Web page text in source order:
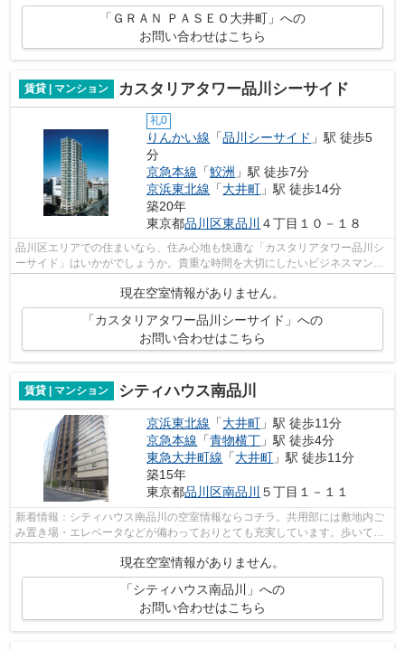
「ＧＲＡＮ ＰＡＳＥＯ大井町」への
お問い合わせはこちら
賃貸 | マンション カスタリアタワー品川シーサイド
礼0
りんかい線 「品川シーサイド 」駅 徒歩5
分
京急本線 「鮫洲 」駅 徒歩7分
京浜東北線 「大井町 」駅 徒歩14分
築20年
東京都品川区東品川 ４丁目１０－１８
品川区エリアでの住まいなら、住み心地も快適な「カスタリアタワー品川シ
ーサイド」はいかがでしょうか。貴重な時間を大切にしたいビジネスマンに
現在空室情報がありません。
「カスタリアタワー品川シーサイド」への
お問い合わせはこちら
賃貸 | マンション シティハウス南品川
京浜東北線 「大井町 」駅 徒歩11分
京急本線 「青物横丁 」駅 徒歩4分
東急大井町線 「大井町 」駅 徒歩11分
築15年
東京都品川区南品川 ５丁目１－１１
新着情報：シティハウス南品川の空室情報ならコチラ。共用部には敷地内ご
み置き場・エレベータなどが備わっておりとても充実しています。歩いて11
現在空室情報がありません。
「シティハウス南品川」への
お問い合わせはこちら